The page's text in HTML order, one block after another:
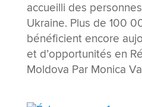
accueilli des
Ukraine. Plus de 100
bénéficient encore
et d’opportunités en
Moldova Par Monica